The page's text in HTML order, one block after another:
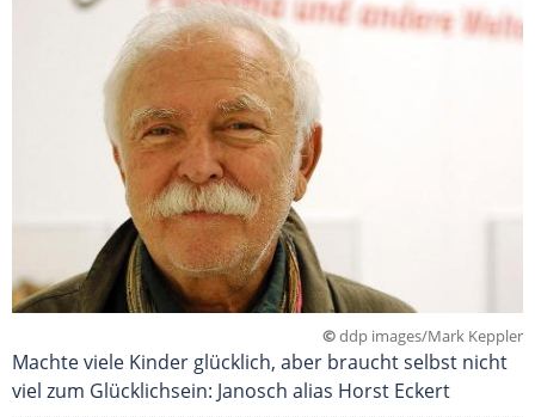
©ddp images/Mark Keppler
Machte viele Kinder glücklich, aber braucht selbst nicht
viel zum Glücklichsein: Janosch alias Horst Eckert